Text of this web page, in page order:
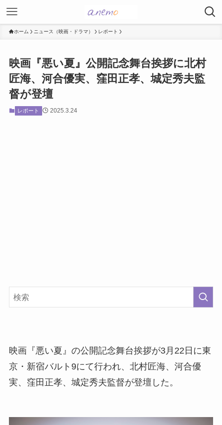
ホーム ニュース（映画・ドラマ） レポート
映画『悪い夏』公開記念舞台挨拶に北村
匠海、河合優実、窪田正孝、城定秀夫監
督が登壇
レポート 2025.3.24
映画『悪い夏』の公開記念舞台挨拶が3月22日に東
京・新宿バルト9にて行われ、北村匠海、河合優
実、窪田正孝、城定秀夫監督が登壇した。